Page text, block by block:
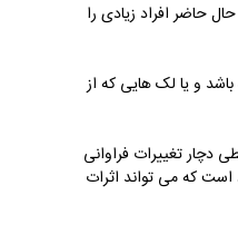
حاضر افراد زیادی را
و یا لک هایی که از
تغییرات فراوانی
که می تواند اثرات